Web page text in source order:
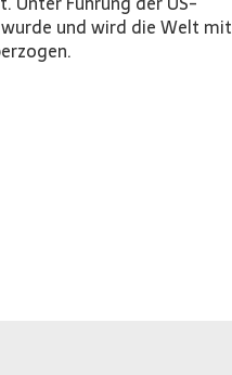
und wird die Welt mit